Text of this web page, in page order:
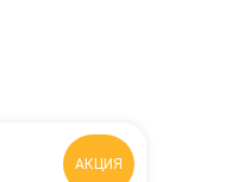
АКЦИЯ